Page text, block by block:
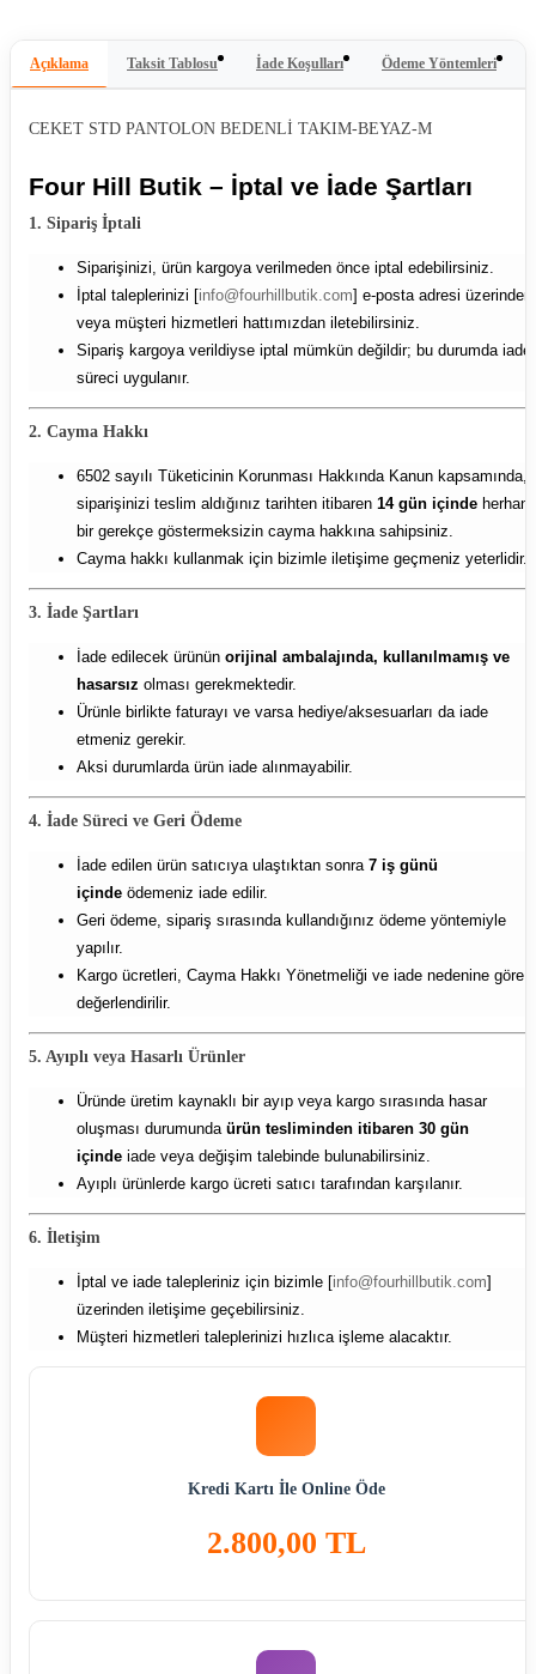
Açıklama Taksit Tablosu İade Koşulları Ödeme Yöntemleri
CEKET STD PANTOLON BEDENLİ TAKIM-BEYAZ-M
Four Hill Butik – İptal ve İade Şartları
1. Sipariş İptali
Siparişinizi, ürün kargoya verilmeden önce iptal edebilirsiniz.
İptal taleplerinizi [info@fourhillbutik.com] e-posta adresi üzerinden
veya müşteri hizmetleri hattımızdan iletebilirsiniz.
Sipariş kargoya verildiyse iptal mümkün değildir; bu durumda iade
süreci uygulanır.
2. Cayma Hakkı
6502 sayılı Tüketicinin Korunması Hakkında Kanun kapsamında,
siparişinizi teslim aldığınız tarihten itibaren 14 gün içinde
bir gerekçe göstermeksizin cayma hakkına sahipsiniz.
Cayma hakkı kullanmak için bizimle iletişime geçmeniz yeterlidir.
3. İade Şartları
İade edilecek ürünün orijinal ambalajında, kullanılmamış ve
hasarsız olması gerekmektedir.
Ürünle birlikte faturayı ve varsa hediye/aksesuarları da iade
etmeniz gerekir.
Aksi durumlarda ürün iade alınmayabilir.
4. İade Süreci ve Geri Ödeme
İade edilen ürün satıcıya ulaştıktan sonra 7 iş günü
içinde ödemeniz iade edilir.
Geri ödeme, sipariş sırasında kullandığınız ödeme yöntemiyle
yapılır.
Kargo ücretleri, Cayma Hakkı Yönetmeliği ve iade nedenine göre
değerlendirilir.
5. Ayıplı veya Hasarlı Ürünler
Üründe üretim kaynaklı bir ayıp veya kargo sırasında hasar
oluşması durumunda ürün tesliminden itibaren 30 gün
içinde iade veya değişim talebinde bulunabilirsiniz.
Ayıplı ürünlerde kargo ücreti satıcı tarafından karşılanır.
6. İletişim
İptal ve iade talepleriniz için bizimle [info@fourhillbutik.com]
üzerinden iletişime geçebilirsiniz.
Müşteri hizmetleri taleplerinizi hızlıca işleme alacaktır.
Kredi Kartı İle Online Öde
2.800,00 TL